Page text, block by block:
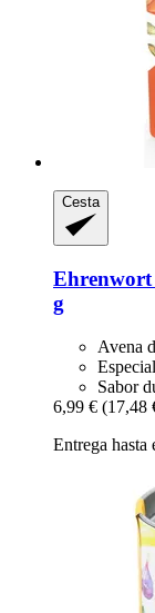
Cesta
Ehrenwort
g
Avena
Sabor
6,99 € (17,48
Entrega hasta